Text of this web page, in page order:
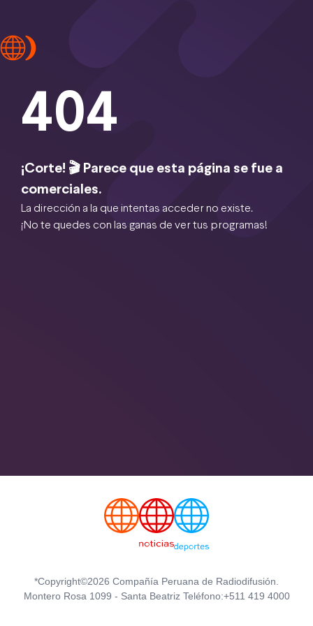
404
¡Corte! 🎬 Parece que esta página se fue a
comerciales.
La dirección a la que intentas acceder no existe.
¡No te quedes con las ganas de ver tus programas!
*Copyright©2026 Compañía Peruana de Radiodifusión.
Montero Rosa 1099 - Santa Beatriz Teléfono:+511 419 4000